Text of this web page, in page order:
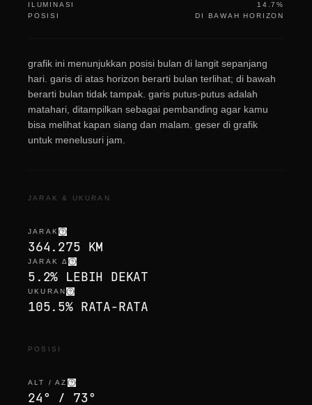
ILUMINASI
14.7%
POSISI
DI BAWAH HORIZON
grafik ini menunjukkan posisi bulan di langit sepanjang
hari. garis di atas horizon berarti bulan terlihat; di bawah
berarti bulan tidak tampak. garis putus-putus adalah
matahari, ditampilkan sebagai pembanding agar kamu
bisa melihat kapan siang dan malam. geser di grafik
untuk menelusuri jam.
JARAK & UKURAN
JARAK
364.275 KM
JARAK Δ
5.2% LEBIH DEKAT
UKURAN
105.5% RATA-RATA
POSISI
ALT / AZ
24° / 73°